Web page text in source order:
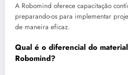
A Robomind oferece capacitação
preparando-os para implementar
de maneira eficaz.
Qual é o diferencial do
Robomind?